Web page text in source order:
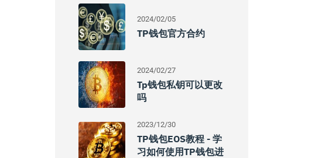
2024/02/05
TP钱包官方合约
2024/02/27
Tp钱包私钥可以更改
吗
2023/12/30
TP钱包EOS教程 - 学
习如何使用TP钱包进